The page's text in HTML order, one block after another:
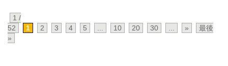
1 /
52
1 2 3 4 5 10 20 30 »
最後
»